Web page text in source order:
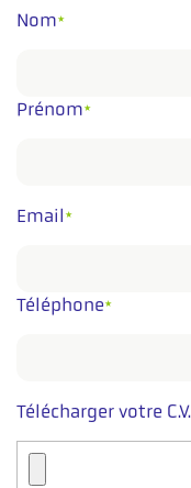
Nom *
Prénom *
Email *
Téléphone *
Télécharger votre